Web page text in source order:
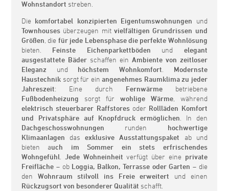
Wohnstandort streben.
Die komfortabel konzipierten Eigentumswohnungen und
Townhouses überzeugen mitvielfältigen Grundrissen und
Größen , die für jede Lebensphase die perfekte Wohnlösung
bieten. Feinste Eichenparkettböden und elegant
ausgestattete Bäderschaffen ein Ambiente von zeitloser
Eleganz und höchstem Wohnkomfort
Modernste
Haustechnik sorgt für einangenehmes Raumklima zu jeder
Jahreszeit: Eine durch Fernwärmebetriebene
Fußbodenheizung sorgt für wohlige Wärme, während
elektrisch steuerbarer Raffstoresoder Rollläden Komfort
und Privatsphäre auf Knopfdruck ermöglichen . In den
Dachgeschosswohnungen runden hochwertige
Klimaanlagen dasexklusive Ausstattungspaket ab und
bieten auch im Sommer ein stets erfrischendes
Wohngefühl
Jede Wohneinheit verfügt über eine private
Freifläche – ob Loggia, Balkon, Terrasse oder Garten – die
den Wohnraum stilvoll ins Freie erweitert und einen
Rückzugsort von besonderer Qualität schafft.